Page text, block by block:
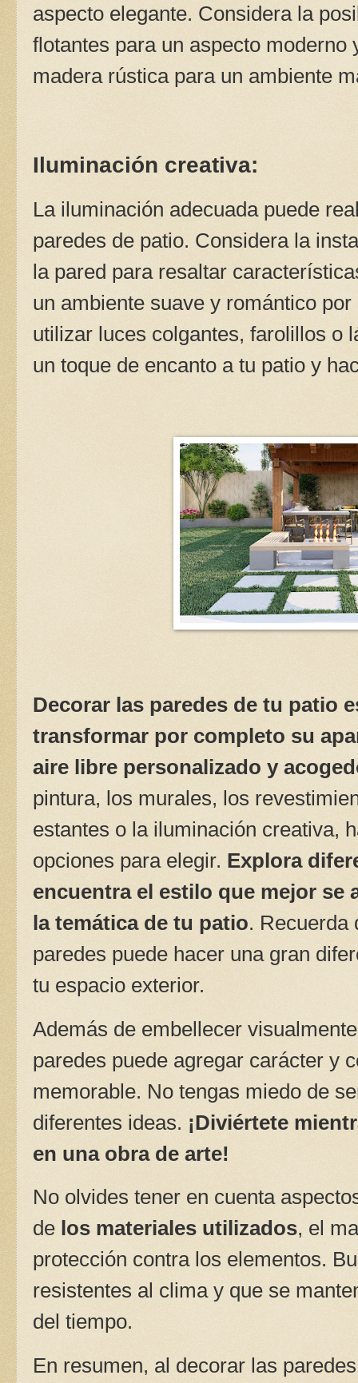
aspecto elegante. Considera la
flotantes para un aspecto
madera rústica para un ambiente
Iluminación creativa:
La iluminación adecuada puede
paredes de patio. Considera la
la pared para resaltar
un ambiente suave y romántico
utilizar luces colgantes, farolillos o
un toque de encanto a tu patio y
Decorar las paredes de tu patio
transformar por completo su
aire libre personalizado y
pintura, los murales, los
estantes o la iluminación creativa,
opciones para elegir. Explora
encuentra el estilo que mejor se
la temática de tu patio. Recuerda
paredes puede hacer una gran
tu espacio exterior.
Además de embellecer
paredes puede agregar carácter y
memorable. No tengas miedo de
diferentes ideas. ¡Diviértete
en una obra de arte!
No olvides tener en cuenta
de los materiales utilizados, el
protección contra los elementos.
resistentes al clima y que se
del tiempo.
En resumen, al decorar las